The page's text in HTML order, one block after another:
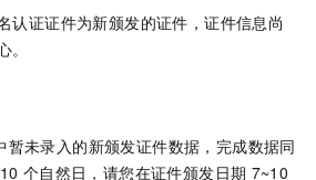
认证证件为新颁发的证件，证件信息尚
暂未录入的新颁发证件数据，完成数据同
个自然日，请您在证件颁发日期 7~10